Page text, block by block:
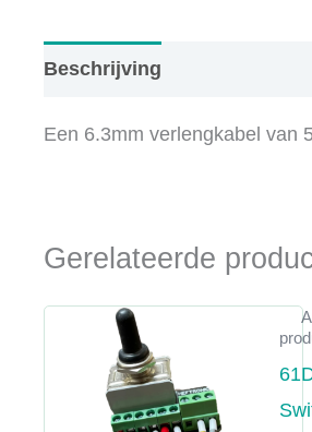
Beschrijving
Een 6.3mm verlengkabel van
Gerelateerde